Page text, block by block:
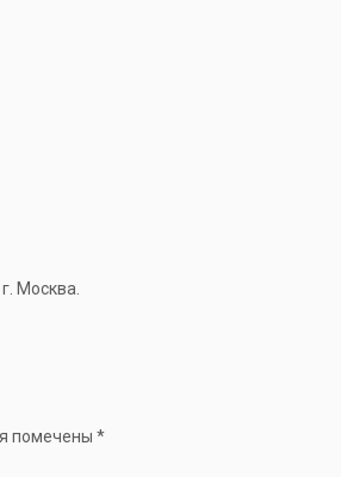
Москва.
помечены *